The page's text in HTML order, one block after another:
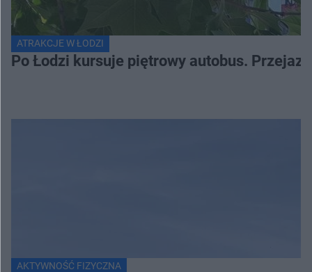
ATRAKCJE W ŁODZI
Po Łodzi kursuje piętrowy autobus.
AKTYWNOŚĆ FIZYCZNA